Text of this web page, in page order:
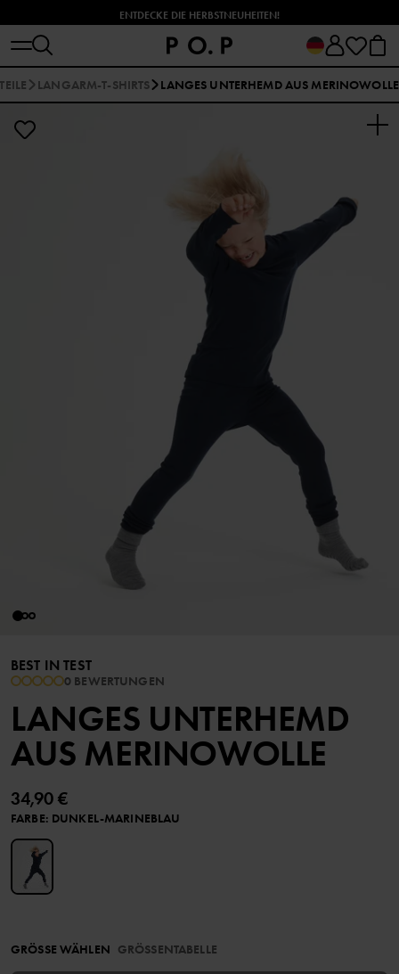
ENTDECKE DIE HERBSTNEUHEITEN!
LANGARM-T-SHIRTS LANGES UNTERHEMD AUS MERINOWOLLE
BEST IN TEST
0 BEWERTUNGEN
LANGES UNTERHEMD
AUS MERINOWOLLE
34,90 €
FARBE: DUNKEL-MARINEBLAU
GRÖSSE WÄHLEN GRÖSSENTABELLE